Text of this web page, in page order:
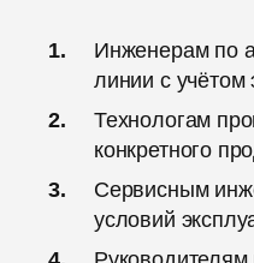
Инженерам по
линии с учётом
Технологам
конкретного
Сервисным
условий